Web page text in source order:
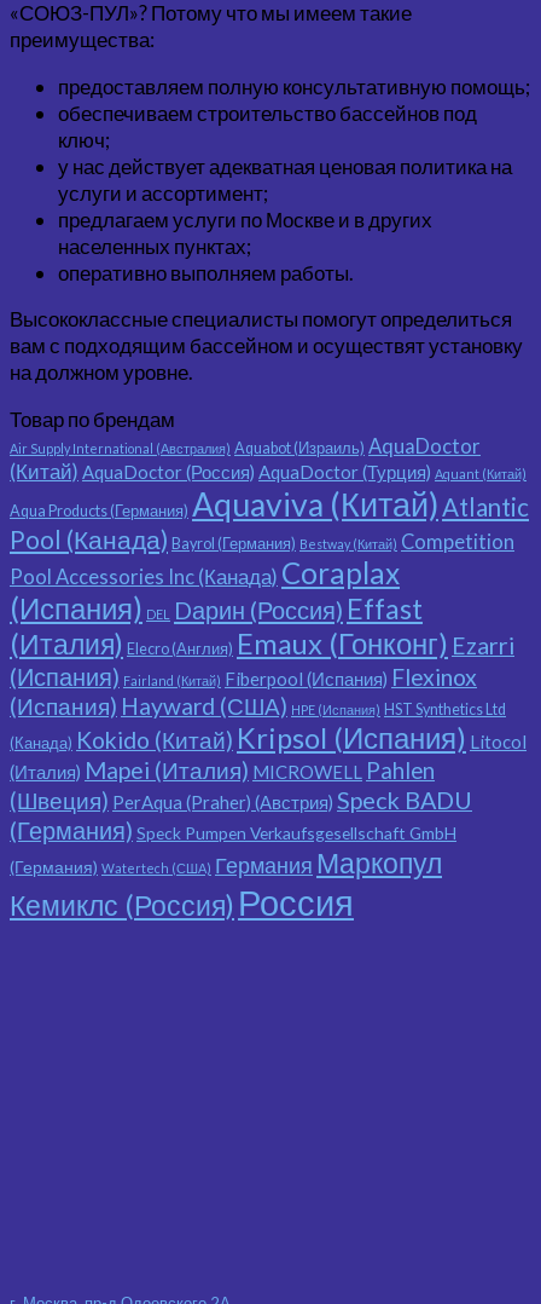
«СОЮЗ-ПУЛ»? Потому что мы имеем такие
преимущества:
предоставляем полную консультативную помощь;
обеспечиваем строительство бассейнов под
ключ;
у нас действует адекватная ценовая политика на
услуги и ассортимент;
предлагаем услуги по Москве и в других
населенных пунктах;
оперативно выполняем работы.
Высококлассные специалисты помогут определиться
вам с подходящим бассейном и осуществят установку
на должном уровне.
Товар по брендам
Air Supply International (Австралия) Aquabot (Израиль) AquaDoctor
(Китай) AquaDoctor (Россия) AquaDoctor (Турция) Aquant (Китай)
Aqua Products (Германия) Aquaviva (Китай)Atlantic
Pool (Канада) Bayrol (Германия) Bestway (Китай) Competition
Pool Accessories Inc (Канада) Coraplax
(Испания) DEL Dарин (Россия) Effast
(Италия) Elecro (Англия) Emaux (Гонконг) Ezarri
(Испания) Fairland (Китай) Fiberpool (Испания) Flexinox
(Испания) Hayward (США) HPE (Испания) HST Synthetics Ltd
(Канада) Kokido (Китай) Kripsol (Испания) Litocol
(Италия) Mapei (Италия) MICROWELL Pahlen
(Швеция) PerAqua (Praher) (Австрия) Speck BADU
(Германия) Speck Pumpen Verkaufsgesellschaft GmbH
(Германия) Watertech (США) Германия Маркопул
Кемиклс (Россия) Россия